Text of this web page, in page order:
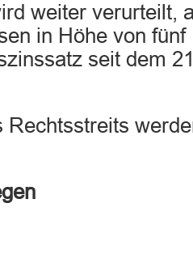
weiter verurteilt,
in Höhe von
seit dem
Rechtsstreits